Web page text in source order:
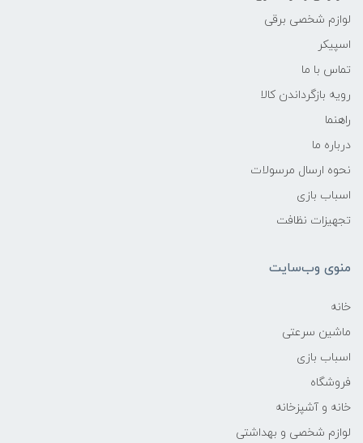
لوازم شخصی برقی
اسپیکر
تماس با ما
رویه بازگرداندن کالا
راهنما
درباره ما
نحوه ارسال مرسولات
اسباب بازی
تجهیزات نظافت
منوی وب‌سایت
خانه
ماشین سرعتی
اسباب بازی
فروشگاه
خانه و آشپزخانه
لوازم شخصی و بهداشتی